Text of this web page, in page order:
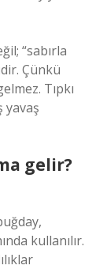
“sabırla
Çünkü
Tıpkı
yavaş
gelir?
kullanılır.